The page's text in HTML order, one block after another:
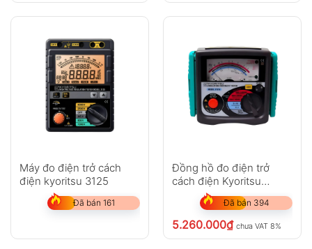
Máy đo điện trở cách
điện kyoritsu 3125
Đã bán 161
Đồng hồ đo điện trở
cách điện Kyoritsu
Đã bán 394
5.260.000₫ chưa VAT 8%